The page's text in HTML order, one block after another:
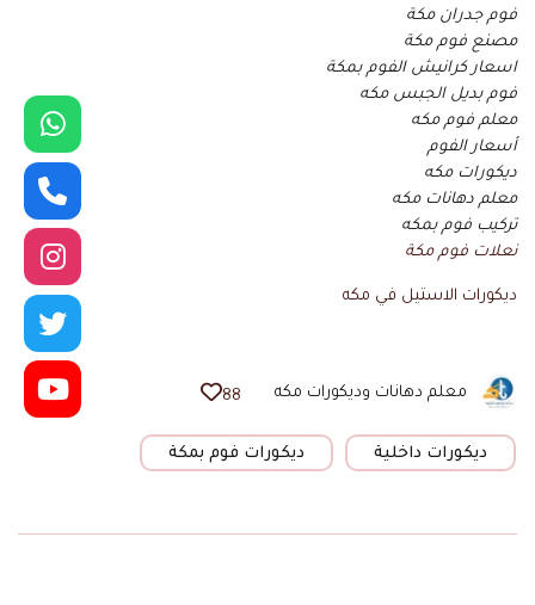
فوم جدران مكة
مصنع فوم مكة
اسعار كرانيش الفوم بمكة
فوم بديل الجبس مكه
معلم فوم مكه
أسعار الفوم
ديكورات مكه
معلم دهانات مكه
تركيب فوم بمكه
نعلات فوم مكة
ديكورات الاستيل في مكه
معلم دهانات وديكورات مكه 88
ديكورات داخلية ديكورات فوم بمكة